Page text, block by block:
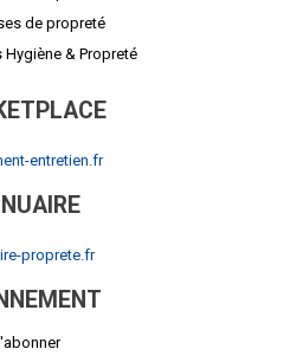
de propreté
Hygiène & Propreté
entretien.fr
proprete.fr